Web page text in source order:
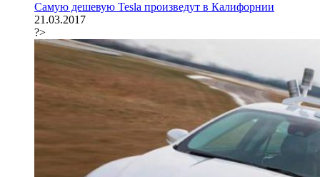
Самую дешевую Tesla произведут в Калифорнии
21.03.2017
?>